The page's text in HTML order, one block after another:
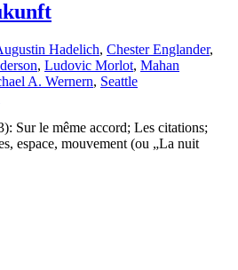
Hadelich, Chester Englander,
, Ludovic Morlot, Mahan
A. Wernern, Seattle
Sur le même accord; Les citations;
espace, mouvement (ou „La nuit